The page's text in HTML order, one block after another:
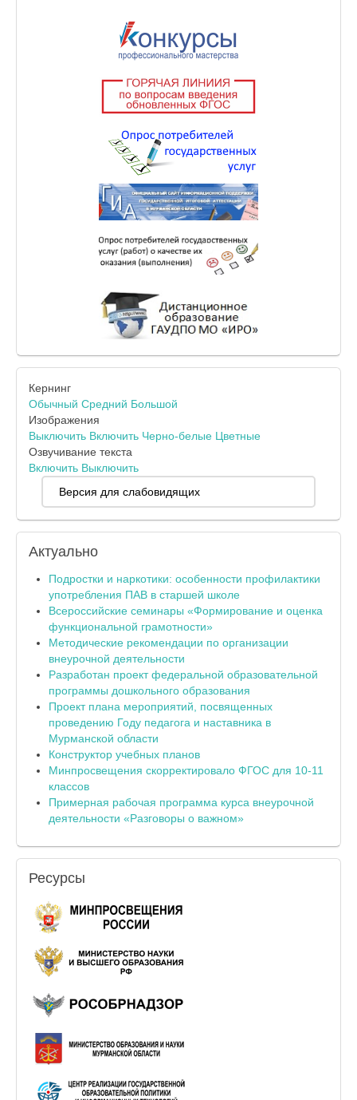
Кернинг
Обычный Средний Большой
Изображения
Выключить Включить Черно-белые Цветные
Озвучивание текста
Включить Выключить
Версия для слабовидящих
Актуально
Подростки и наркотики: особенности профилактики
употребления ПАВ в старшей школе
Всероссийские семинары «Формирование и оценка
функциональной грамотности»
Методические рекомендации по организации
внеурочной деятельности
Разработан проект федеральной образовательной
программы дошкольного образования
Проект плана мероприятий, посвященных
проведению Году педагога и наставника в
Мурманской области
Конструктор учебных планов
Минпросвещения скорректировало ФГОС для 10-11
классов
Примерная рабочая программа курса внеурочной
деятельности «Разговоры о важном»
Ресурсы